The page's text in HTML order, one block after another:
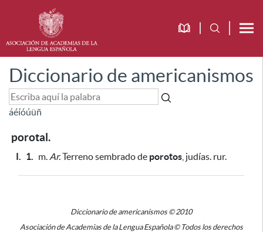
Diccionario de americanismos
áéíóúüñ
porotal.
I. 1. m. Ar.Terreno sembrado de porotos , judías. rur.
Diccionario de americanismos © 2010
Asociación de Academias de la Lengua Española © Todos los derechos